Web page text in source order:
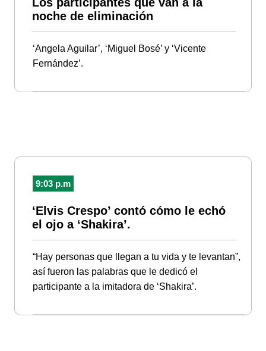
noche de eliminación
‘Angela Aguilar’, ‘Miguel Bosé’ y ‘Vicente
Fernández’.
9:03 p.m
‘Elvis Crespo’ contó cómo le echó
el ojo a ‘Shakira’.
“Hay personas que llegan a tu vida y te levantan”,
así fueron las palabras que le dedicó el
participante a la imitadora de ‘Shakira’.